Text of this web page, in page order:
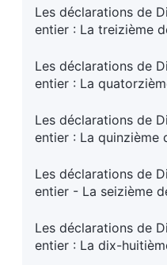
Les déclarations de
entier : La treizième
Les déclarations de
entier : La
Les déclarations de
entier : La quinzième
Les déclarations de
entier - La seizième
Les déclarations de
entier : La dix-